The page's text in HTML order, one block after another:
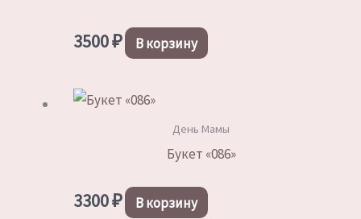
3500₽ В корзину
День Мамы
Букет «086»
3300₽ В корзину